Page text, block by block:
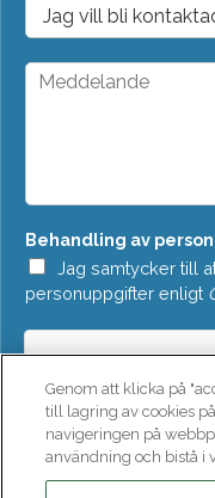
t
*
o
p
M
a
d
e
*
Behandling av
Jag samtycker till
personuppgifter enligt
Genom att klicka på
till lagring av cookies
navigeringen på
användning och bistå i